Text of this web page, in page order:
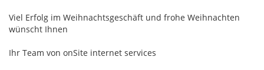
Viel Erfolg im Weihnachtsgeschäft und frohe Weihnachten
wünscht Ihnen
Ihr Team von onSite internet services